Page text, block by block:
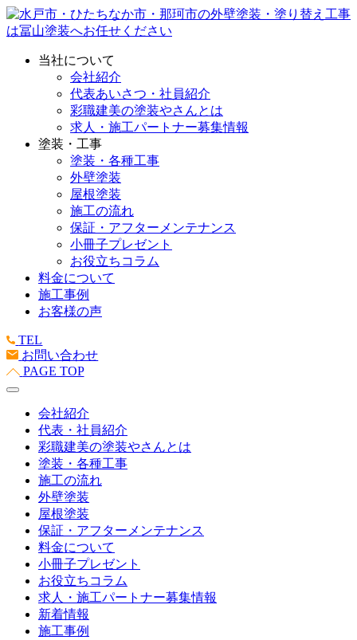
当社について
会社紹介
代表あいさつ・社員紹介
彩職建美の塗装やさんとは
求人・施工パートナー募集情報
塗装・工事
塗装・各種工事
外壁塗装
屋根塗装
施工の流れ
保証・アフターメンテナンス
小冊子プレゼント
お役立ちコラム
料金について
施工事例
お客様の声
TEL
お問い合わせ
PAGE TOP
会社紹介
代表・社員紹介
彩職建美の塗装やさんとは
塗装・各種工事
施工の流れ
外壁塗装
屋根塗装
保証・アフターメンテナンス
料金について
小冊子プレゼント
お役立ちコラム
求人・施工パートナー募集情報
新着情報
施工事例